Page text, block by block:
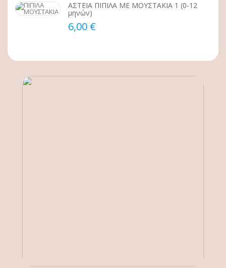
ΑΣΤΕΙΑ ΠΙΠΙΛΑ ΜΕ ΜΟΥΣΤΑΚΙΑ 1 (0-12
μηνών)
6,00 €